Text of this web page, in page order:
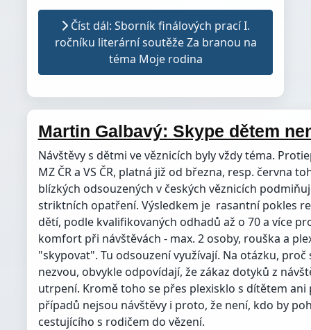
Číst dál: Sborník finálových prací I.
ročníku literární soutěže Za branou na
téma Moje rodina
Martin Galbavý: Skype dětem
Návštěvy s dětmi ve věznicích byly vždy téma.
MZ ČR a VS ČR, platná již od března, resp. června
blízkých odsouzených v českých věznicích
striktních opatření. Výsledkem je rasantní pokles
dětí, podle kvalifikovaných odhadů až o 70 a více
komfort při návštěvách - max. 2 osoby, rouška a
"skypovat". Tu odsouzení využívají. Na otázku, proč
nezvou, obvykle odpovídají, že zákaz dotyků z
utrpení. Kromě toho se přes plexisklo s dítětem ani
případů nejsou návštěvy i proto, že není, kdo by
cestujícího s rodičem do vězení.